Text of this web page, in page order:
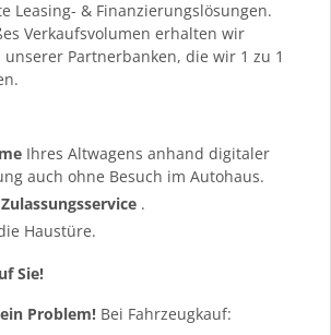
Leasing- & Finanzierungslösungen.
Verkaufsvolumen erhalten wir
Partnerbanken, die wir 1 zu 1
Ihres Altwagens anhand digitaler
auch ohne Besuch im Autohaus.
Zulassungsservice .
Haustüre.
Sie!
Problem! Bei Fahrzeugkauf: